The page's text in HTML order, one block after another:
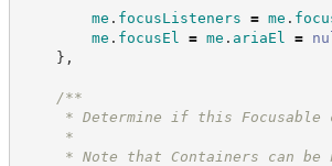
me . focusListeners = me .
me . focusEl = me . ariaEl =
} ,
/**
* Determine if this Focusable
*
* Note that Containers can be